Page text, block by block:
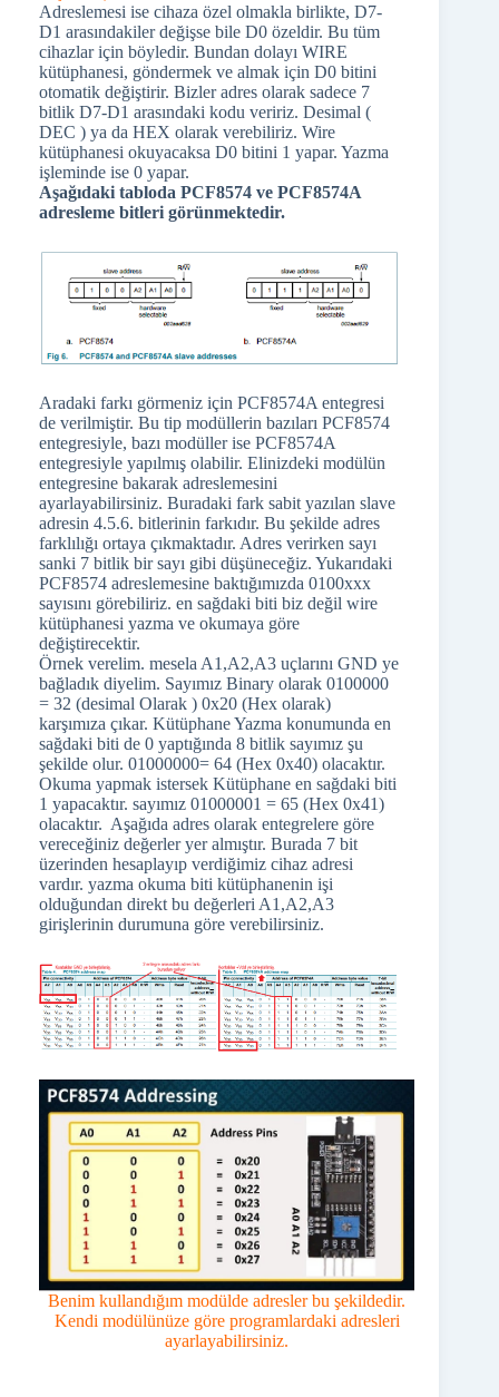
Adreslemesi ise cihaza özel olmakla birlikte, D7-
D1 arasındakiler değişse bile D0 özeldir. Bu tüm
cihazlar için böyledir. Bundan dolayı WIRE
kütüphanesi, göndermek ve almak için D0 bitini
otomatik değiştirir. Bizler adres olarak sadece 7
bitlik D7-D1 arasındaki kodu veririz. Desimal (
DEC ) ya da HEX olarak verebiliriz. Wire
kütüphanesi okuyacaksa D0 bitini 1 yapar. Yazma
işleminde ise 0 yapar.
Aşağıdaki tabloda PCF8574 ve PCF8574A
adresleme bitleri görünmektedir.
Aradaki farkı görmeniz için PCF8574A entegresi
de verilmiştir. Bu tip modüllerin bazıları PCF8574
entegresiyle, bazı modüller ise PCF8574A
entegresiyle yapılmış olabilir. Elinizdeki modülün
entegresine bakarak adreslemesini
ayarlayabilirsiniz. Buradaki fark sabit yazılan slave
adresin 4.5.6. bitlerinin farkıdır. Bu şekilde adres
farklılığı ortaya çıkmaktadır. Adres verirken sayı
sanki 7 bitlik bir sayı gibi düşüneceğiz. Yukarıdaki
PCF8574 adreslemesine baktığımızda 0100xxx
sayısını görebiliriz. en sağdaki biti biz değil wire
kütüphanesi yazma ve okumaya göre
değiştirecektir.
Örnek verelim. mesela A1,A2,A3 uçlarını GND ye
bağladık diyelim. Sayımız Binary olarak 0100000
= 32 (desimal Olarak ) 0x20 (Hex olarak)
karşımıza çıkar. Kütüphane Yazma konumunda en
sağdaki biti de 0 yaptığında 8 bitlik sayımız şu
şekilde olur. 01000000= 64 (Hex 0x40) olacaktır.
Okuma yapmak istersek Kütüphane en sağdaki biti
1 yapacaktır. sayımız 01000001 = 65 (Hex 0x41)
olacaktır. Aşağıda adres olarak entegrelere göre
vereceğiniz değerler yer almıştır. Burada 7 bit
üzerinden hesaplayıp verdiğimiz cihaz adresi
vardır. yazma okuma biti kütüphanenin işi
olduğundan direkt bu değerleri A1,A2,A3
girişlerinin durumuna göre verebilirsiniz.
Benim kullandığım modülde adresler bu şekildedir.
Kendi modülünüze göre programlardaki adresleri
ayarlayabilirsiniz.